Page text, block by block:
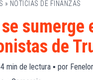
» NOTICIAS DE FINANZAS
sumerge
de
4 min de lectura ▪ por